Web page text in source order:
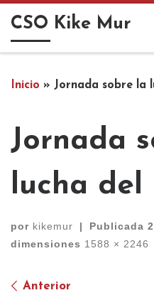
Saltar al contenido
CSO Kike Mur
Inicio » Jornada sobre la
Jornada
lucha del
por kikemur | Publicada
dimensiones 1588 × 2246
Anterior